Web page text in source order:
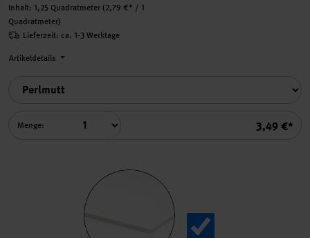
Inhalt: 1,25 Quadratmeter (2,79 €* / 1
Quadratmeter)
Summe
3,49 €*
Lieferzeit: ca. 1-3 Werktage
Artikeldetails
Menge: